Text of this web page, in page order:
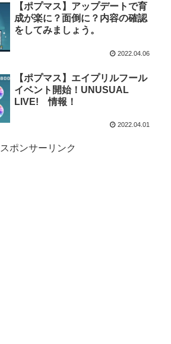
【ポプマス】アップデートで育
成が楽に？面倒に？内容の確認
をしてみましょう。
2022.04.06
【ポプマス】エイプリルフール
イベント開始！UNUSUAL
LIVE! 情報！
2022.04.01
スポンサーリンク